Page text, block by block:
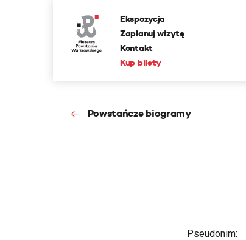
Ekspozycja
Zaplanuj wizytę
Kontakt
Kup bilety
Powstańcze biogramy
Pseudonim: